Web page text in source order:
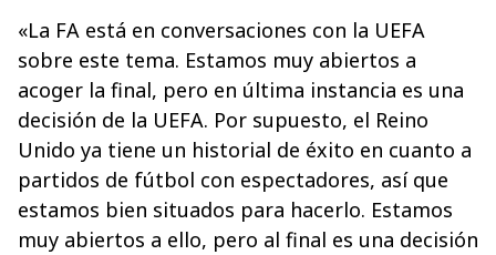
«La FA está en conversaciones con la UEFA
sobre este tema. Estamos muy abiertos a
acoger la final, pero en última instancia es una
decisión de la UEFA. Por supuesto, el Reino
Unido ya tiene un historial de éxito en cuanto a
partidos de fútbol con espectadores, así que
estamos bien situados para hacerlo. Estamos
muy abiertos a ello, pero al final es una decisión